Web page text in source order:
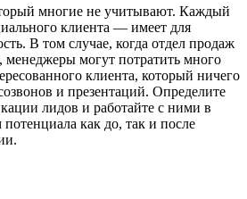
многие не учитывают. Каждый
клиента — имеет для
В том случае, когда отдел продаж
менеджеры могут потратить много
клиента, который ничего
и презентаций. Определите
лидов и работайте с ними в
как до, так и после